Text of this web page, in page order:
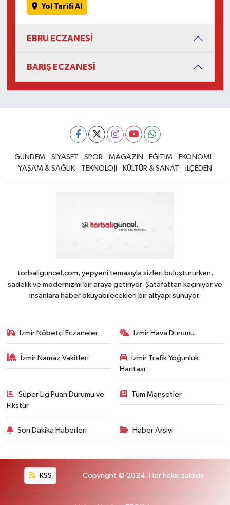
Yol Tarifi Al
EBRU ECZANESİ
BARIŞ ECZANESİ
GÜNDEM SİYASET SPOR MAGAZİN EĞİTİM
EKONOMİ
YAŞAM & SAĞLIK
TEKNOLOJİ KÜLTÜR & SANAT iLÇEDEN
torbaliguncel.com, yepyeni temasıyla sizleri buluştururken,
sadelik ve modernizmi bir araya getiriyor. Şatafattan kaçınıyor ve
insanlara haber okuyabilecekleri bir altyapı sunuyor.
İzmir Nöbetçi Eczaneler İzmir Hava Durumu
İzmir Namaz Vakitleri
İzmir Trafik Yoğunluk
Haritası
Süper Lig Puan Durumu ve
Fikstür
Tüm Manşetler
Son Dakika Haberleri Haber Arşivi
RSS Copyright © 2024. Her hakkı saklıdır.